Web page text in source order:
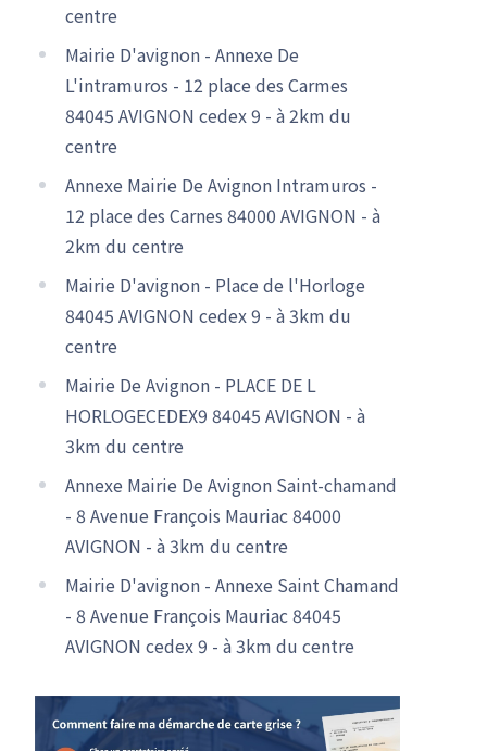
centre
Mairie D'avignon - Annexe De
L'intramuros - 12 place des Carmes
84045 AVIGNON cedex 9 - à 2km du
centre
Annexe Mairie De Avignon Intramuros -
12 place des Carnes 84000 AVIGNON - à
2km du centre
Mairie D'avignon - Place de l'Horloge
84045 AVIGNON cedex 9 - à 3km du
centre
Mairie De Avignon - PLACE DE L
HORLOGECEDEX9 84045 AVIGNON - à
3km du centre
Annexe Mairie De Avignon Saint-chamand
- 8 Avenue François Mauriac 84000
AVIGNON - à 3km du centre
Mairie D'avignon - Annexe Saint Chamand
- 8 Avenue François Mauriac 84045
AVIGNON cedex 9 - à 3km du centre